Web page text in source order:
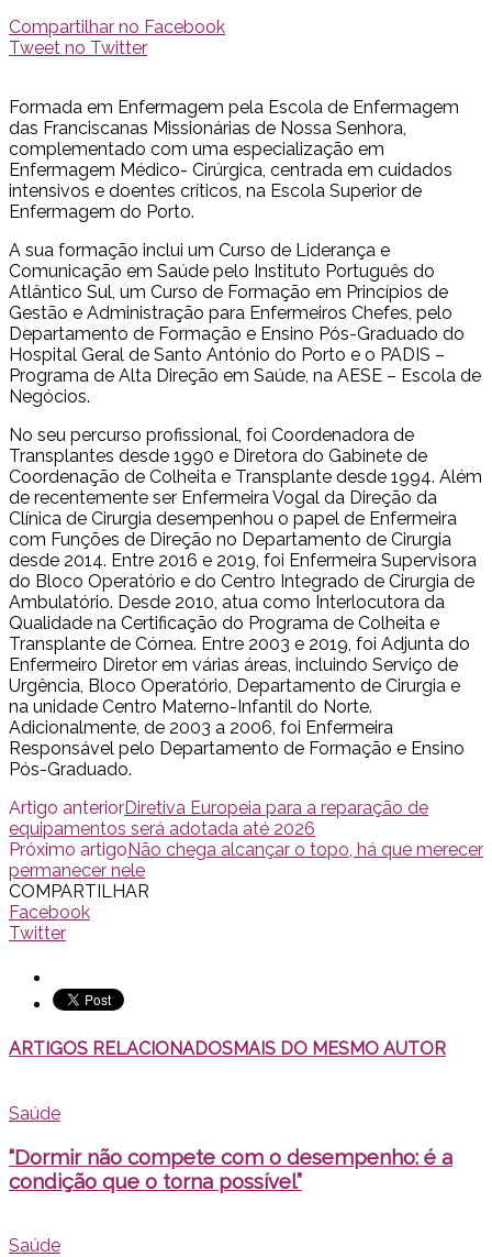
Compartilhar no Facebook
Tweet no Twitter
Formada em Enfermagem pela Escola de Enfermagem
das Franciscanas Missionárias de Nossa Senhora,
complementado com uma especialização em
Enfermagem Médico- Cirúrgica, centrada em cuidados
intensivos e doentes críticos, na Escola Superior de
Enfermagem do Porto.
A sua formação inclui um Curso de Liderança e
Comunicação em Saúde pelo Instituto Português do
Atlântico Sul, um Curso de Formação em Princípios de
Gestão e Administração para Enfermeiros Chefes, pelo
Departamento de Formação e Ensino Pós-Graduado do
Hospital Geral de Santo António do Porto e o PADIS –
Programa de Alta Direção em Saúde, na AESE – Escola de
Negócios.
No seu percurso profissional, foi Coordenadora de
Transplantes desde 1990 e Diretora do Gabinete de
Coordenação de Colheita e Transplante desde 1994. Além
de recentemente ser Enfermeira Vogal da Direção da
Clínica de Cirurgia desempenhou o papel de Enfermeira
com Funções de Direção no Departamento de Cirurgia
desde 2014. Entre 2016 e 2019, foi Enfermeira Supervisora
do Bloco Operatório e do Centro Integrado de Cirurgia de
Ambulatório. Desde 2010, atua como Interlocutora da
Qualidade na Certificação do Programa de Colheita e
Transplante de Córnea. Entre 2003 e 2019, foi Adjunta do
Enfermeiro Diretor em várias áreas, incluindo Serviço de
Urgência, Bloco Operatório, Departamento de Cirurgia e
na unidade Centro Materno-Infantil do Norte.
Adicionalmente, de 2003 a 2006, foi Enfermeira
Responsável pelo Departamento de Formação e Ensino
Pós-Graduado.
Artigo anteriorDiretiva Europeia para a reparação de
equipamentos será adotada até 2026
Próximo artigoNão chega alcançar o topo, há que merecer
permanecer nele
COMPARTILHAR
Facebook
Twitter
ARTIGOS RELACIONADOSMAIS DO MESMO AUTOR
Saúde
“Dormir não compete com o desempenho: é a
condição que o torna possível”
Saúde